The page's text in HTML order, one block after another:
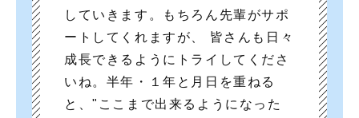
していきます。もちろん先輩がサポ
ートしてくれますが、 皆さんも日々
成長できるようにトライしてくださ
いね。半年・１年と月日を重ねる
と、"ここまで出来るようになった